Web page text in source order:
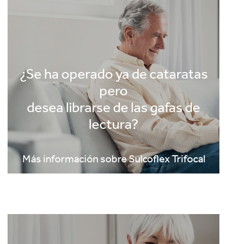
¿Se ha operado ya de cataratas
pero
desea librarse de las gafas de
lectura?
Más información sobre Sulcoflex Trifocal